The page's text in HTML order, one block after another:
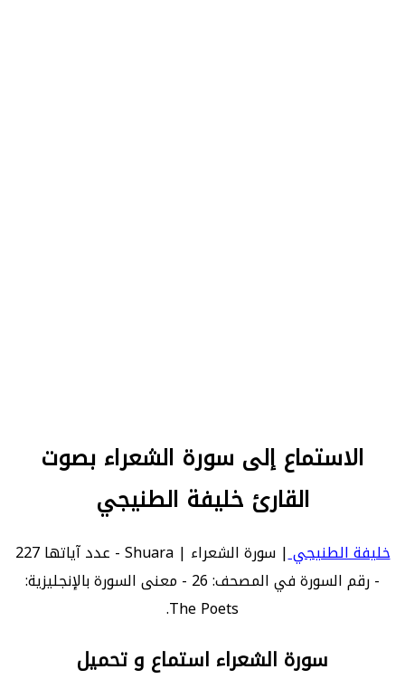
الاستماع إلى سورة الشعراء بصوت
القارئ خليفة الطنيجي
خليفة الطنيجي
| سورة الشعراء | Shuara - عدد آياتها 227
- رقم السورة في المصحف: 26 - معنى السورة بالإنجليزية:
The Poets.
سورة الشعراء استماع و تحميل